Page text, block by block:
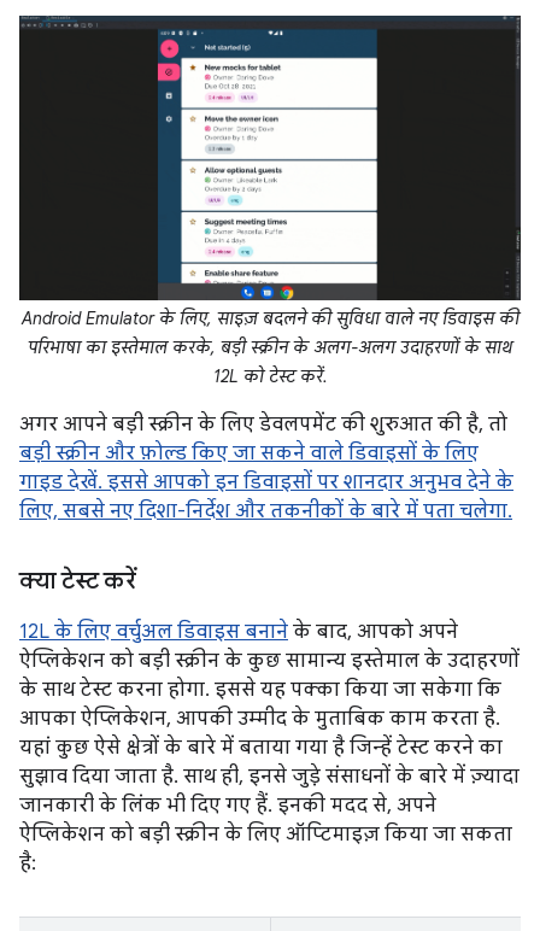
Android Emulator के लिए, साइज़ बदलने की सुविधा वाले नए डिवाइस की
परिभाषा का इस्तेमाल करके, बड़ी स्क्रीन के अलग-अलग उदाहरणों के साथ
12L को टेस्ट करें.
अगर आपने बड़ी स्क्रीन के लिए डेवलपमेंट की शुरुआत की है, तो
बड़ी स्क्रीन और फ़ोल्ड किए जा सकने वाले डिवाइसों के लिए
गाइड देखें. इससे आपको इन डिवाइसों पर शानदार अनुभव देने के
लिए, सबसे नए दिशा-निर्देश और तकनीकों के बारे में पता चलेगा.
क्या टेस्ट करें
12L के लिए वर्चुअल डिवाइस बनाने के बाद, आपको अपने
ऐप्लिकेशन को बड़ी स्क्रीन के कुछ सामान्य इस्तेमाल के उदाहरणों
के साथ टेस्ट करना होगा. इससे यह पक्का किया जा सकेगा कि
आपका ऐप्लिकेशन, आपकी उम्मीद के मुताबिक काम करता है.
यहां कुछ ऐसे क्षेत्रों के बारे में बताया गया है जिन्हें टेस्ट करने का
सुझाव दिया जाता है. साथ ही, इनसे जुड़े संसाधनों के बारे में ज़्यादा
जानकारी के लिंक भी दिए गए हैं. इनकी मदद से, अपने
ऐप्लिकेशन को बड़ी स्क्रीन के लिए ऑप्टिमाइज़ किया जा सकता
है: